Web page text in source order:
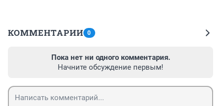
КОММЕНТАРИИ 0
Пока нет ни одного комментария.
Начните обсуждение первым!